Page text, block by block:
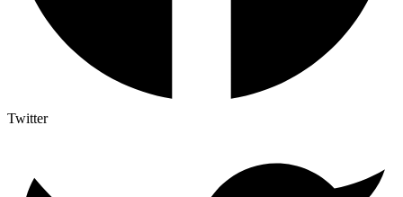
Twitter